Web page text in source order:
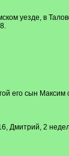
уезде, в
его сын
Дмитрий, 2